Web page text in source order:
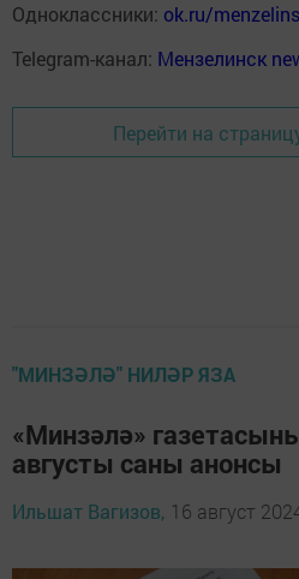
Одноклассники: ok.ru/
Telegram-канал: Мензелинск
Перейти на
"МИНЗӘЛӘ" НИЛӘР ЯЗА
«Минзәлә»
августы саны анонсы
Ильшат Вагизов, 16 август